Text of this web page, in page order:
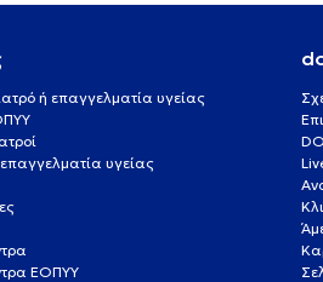
ή επαγγελματία υγείας
υγείας
ΕΟΠΥΥ